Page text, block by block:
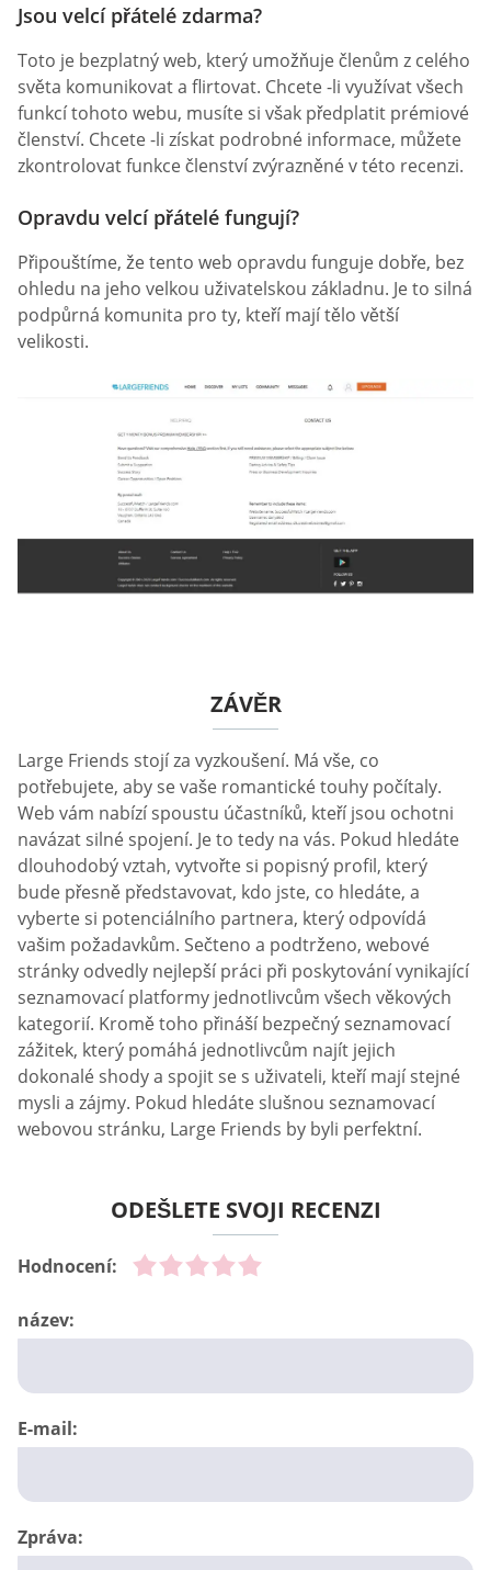
Jsou velcí přátelé zdarma?
Toto je bezplatný web, který umožňuje členům z celého
světa komunikovat a flirtovat. Chcete -li využívat všech
funkcí tohoto webu, musíte si však předplatit prémiové
členství. Chcete -li získat podrobné informace, můžete
zkontrolovat funkce členství zvýrazněné v této recenzi.
Opravdu velcí přátelé fungují?
Připouštíme, že tento web opravdu funguje dobře, bez
ohledu na jeho velkou uživatelskou základnu. Je to silná
podpůrná komunita pro ty, kteří mají tělo větší
velikosti.
ZÁVĚR
Large Friends stojí za vyzkoušení. Má vše, co
potřebujete, aby se vaše romantické touhy počítaly.
Web vám nabízí spoustu účastníků, kteří jsou ochotni
navázat silné spojení. Je to tedy na vás. Pokud hledáte
dlouhodobý vztah, vytvořte si popisný profil, který
bude přesně představovat, kdo jste, co hledáte, a
vyberte si potenciálního partnera, který odpovídá
vašim požadavkům. Sečteno a podtrženo, webové
stránky odvedly nejlepší práci při poskytování vynikající
seznamovací platformy jednotlivcům všech věkových
kategorií. Kromě toho přináší bezpečný seznamovací
zážitek, který pomáhá jednotlivcům najít jejich
dokonalé shody a spojit se s uživateli, kteří mají stejné
mysli a zájmy. Pokud hledáte slušnou seznamovací
webovou stránku, Large Friends by byli perfektní.
ODEŠLETE SVOJI RECENZI
Hodnocení:
název:
E-mail:
Zpráva: